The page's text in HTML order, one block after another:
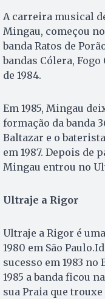
A carreira musical
Mingau, começou
banda Ratos de
bandas Cólera,
de 1984.
Em 1985, Mingau
formação da banda
Baltazar e o
em 1987. Depois de
Mingau entrou no
Ultraje a Rigor
Ultraje a Rigor é
1980 em São
sucesso em 1983
1985 a banda ficou
sua Praia que